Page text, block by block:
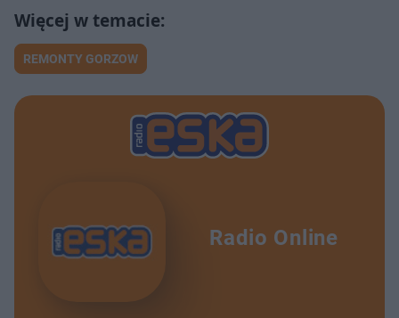
REMONTY GORZOW
Radio Online